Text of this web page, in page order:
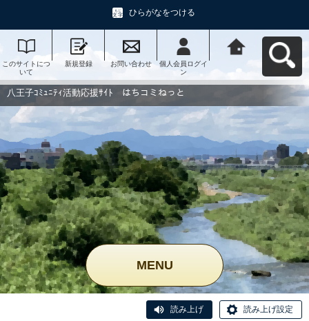
ひらがなをつける
このサイトにつ
いて
新規登録 お問い合わせ
個人会員ログイ
ン
動応援ｻｲﾄ はち
コミねっとへ戻
八王子ｺﾐｭﾆﾃｨ活動応援ｻｲﾄ はちコミねっと
MENU
読み上げ 読み上げ設定